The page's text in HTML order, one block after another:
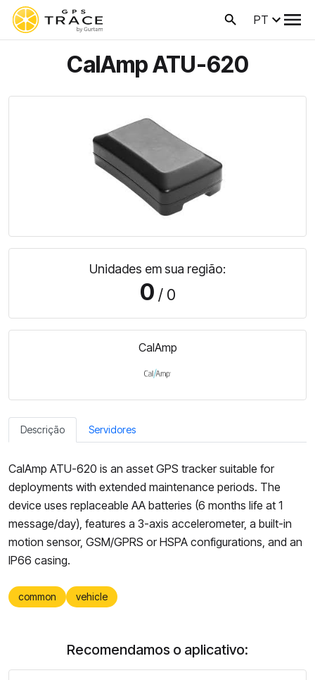
PT
CalAmp ATU-620
Unidades em sua região:
0 / 0
CalAmp
Descrição Servidores
CalAmp ATU-620 is an asset GPS tracker suitable for
deployments with extended maintenance periods. The
device uses replaceable AA batteries (6 months life at 1
message/day), features a 3-axis accelerometer, a built-in
motion sensor, GSM/GPRS or HSPA configurations, and an
IP66 casing.
common vehicle
Recomendamos o aplicativo: